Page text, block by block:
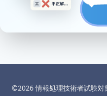
©︎2026情報処理技術者試験対